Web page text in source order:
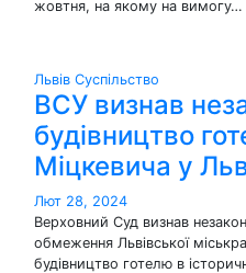
жовтня, на якому на вимогу…
Львів Суспільство
ВСУ визнав
будівництво
Міцкевича у
Лют 28, 2024
Верховний Суд визнав
обмеження Львівської
будівництво готелю в